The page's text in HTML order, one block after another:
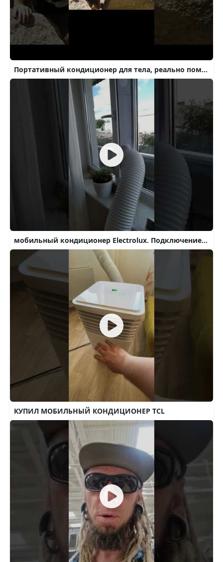
Портативный кондиционер для тела, реально помогает?
мобильный кондиционер Electrolux. Подключение. #жара #кондей #shorts
КУПИЛ МОБИЛЬНЫЙ КОНДИЦИОНЕР TCL